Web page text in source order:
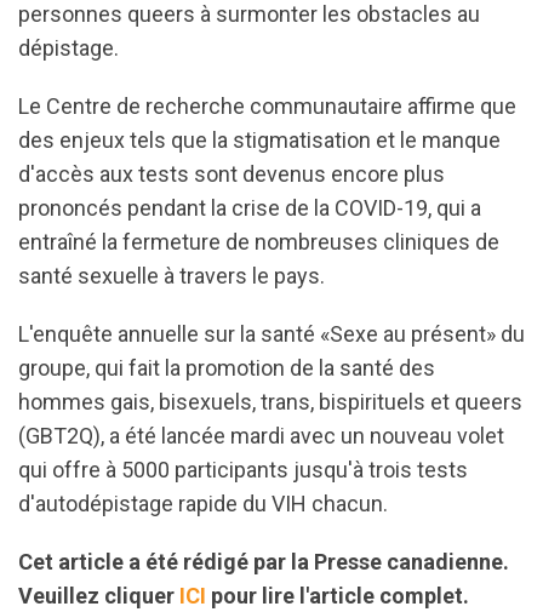
personnes queers à surmonter les obstacles au
dépistage.
Le Centre de recherche communautaire affirme que
des enjeux tels que la stigmatisation et le manque
d'accès aux tests sont devenus encore plus
prononcés pendant la crise de la COVID-19, qui a
entraîné la fermeture de nombreuses cliniques de
santé sexuelle à travers le pays.
L'enquête annuelle sur la santé «Sexe au présent» du
groupe, qui fait la promotion de la santé des
hommes gais, bisexuels, trans, bispirituels et queers
(GBT2Q), a été lancée mardi avec un nouveau volet
qui offre à 5000 participants jusqu'à trois tests
d'autodépistage rapide du VIH chacun.
Cet article a été rédigé par la Presse canadienne.
Veuillez cliquer ICI pour lire l'article complet.